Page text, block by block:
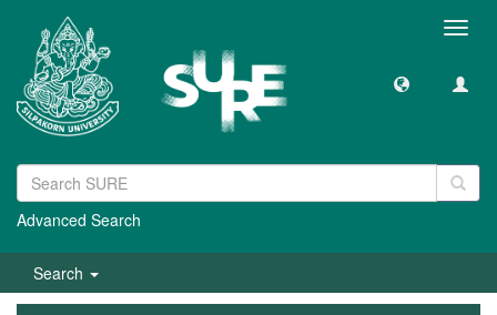
Advanced Search
Search